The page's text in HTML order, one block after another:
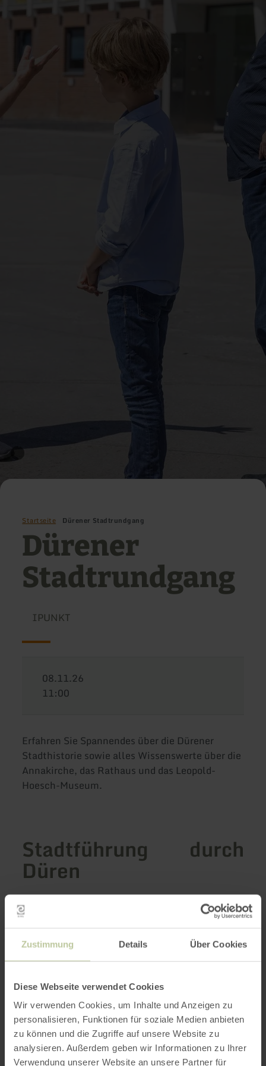
Zustimmung Details Über Cookies
Diese Webseite verwendet Cookies
Wir verwenden Cookies, um Inhalte und Anzeigen zu
personalisieren, Funktionen für soziale Medien anbieten
zu können und die Zugriffe auf unsere Website zu
analysieren. Außerdem geben wir Informationen zu Ihrer
Verwendung unserer Website an unsere Partner für
Startseite Dürener Stadtrundgang
Dürener
Stadtrundgang
IPUNKT
08.11.26
11:00
Erfahren Sie Spannendes über die Dürener
Stadthistorie sowie alles Wissenswerte über die
Annakirche, das Rathaus und das Leopold-
Hoesch-Museum.
Stadtführung durch
Düren
Innerhalb der Reste der alten Stadtmauer führt
Sie der Weg zu den wichtigsten Orten und
Sehenswürdigkeiten wie der Annakirche, dem
Rathaus und dem Leopold-Hoesch-Museum.
Zudem lernen Sie bedeutende Persönlichkeiten
kennen, die die Stadt prägten. Hierzu gehören
Leonhard aus Kornelimünster, der die Reliquie
aus Mainz mitbrachte und Professor Rudolf
Schwarz, der als Architekt die Annakirche
plante eine große Rolle. Auch werden Sie
erfahren wie die Annareliquie nach Düren kam